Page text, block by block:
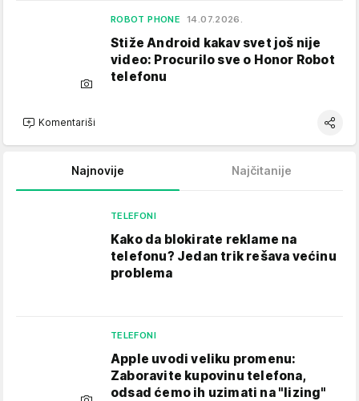
ROBOT PHONE 14.07.2026.
Stiže Android kakav svet još nije
video: Procurilo sve o Honor Robot
telefonu
Komentariši
Najnovije Najčitanije
TELEFONI
Kako da blokirate reklame na
telefonu​? Jedan trik rešava većinu
problema
TELEFONI
Apple uvodi veliku promenu:
Zaboravite kupovinu telefona,
odsad ćemo ih uzimati na "lizing"